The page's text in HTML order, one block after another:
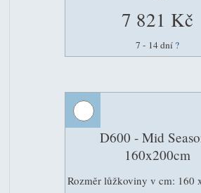
7 821 Kč
7 - 14 dní ?
D600 - Mid
160x200cm
Rozměr lůžkoviny v cm: 160